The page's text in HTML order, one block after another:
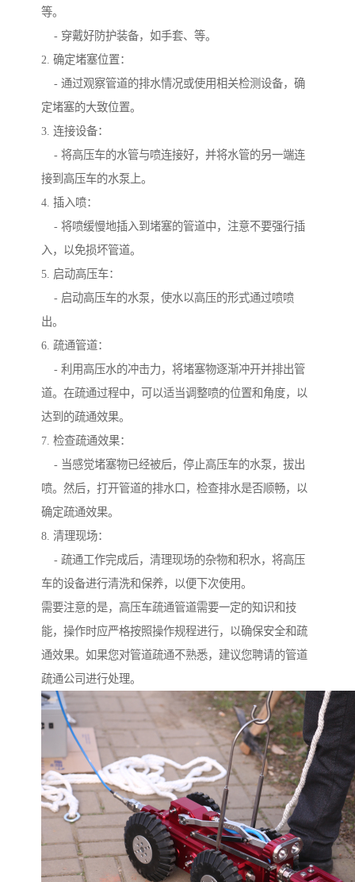
等。
- 穿戴好防护装备，如手套、等。
2. 确定堵塞位置：
- 通过观察管道的排水情况或使用相关检测设备，确
定堵塞的大致位置。
3. 连接设备：
- 将高压车的水管与喷连接好，并将水管的另一端连
接到高压车的水泵上。
4. 插入喷：
- 将喷缓慢地插入到堵塞的管道中，注意不要强行插
入，以免损坏管道。
5. 启动高压车：
- 启动高压车的水泵，使水以高压的形式通过喷喷
出。
6. 疏通管道：
- 利用高压水的冲击力，将堵塞物逐渐冲开并排出管
道。在疏通过程中，可以适当调整喷的位置和角度，以
达到的疏通效果。
7. 检查疏通效果：
- 当感觉堵塞物已经被后，停止高压车的水泵，拔出
喷。然后，打开管道的排水口，检查排水是否顺畅，以
确定疏通效果。
8. 清理现场：
- 疏通工作完成后，清理现场的杂物和积水，将高压
车的设备进行清洗和保养，以便下次使用。
需要注意的是，高压车疏通管道需要一定的知识和技
能，操作时应严格按照操作规程进行，以确保安全和疏
通效果。如果您对管道疏通不熟悉，建议您聘请的管道
疏通公司进行处理。